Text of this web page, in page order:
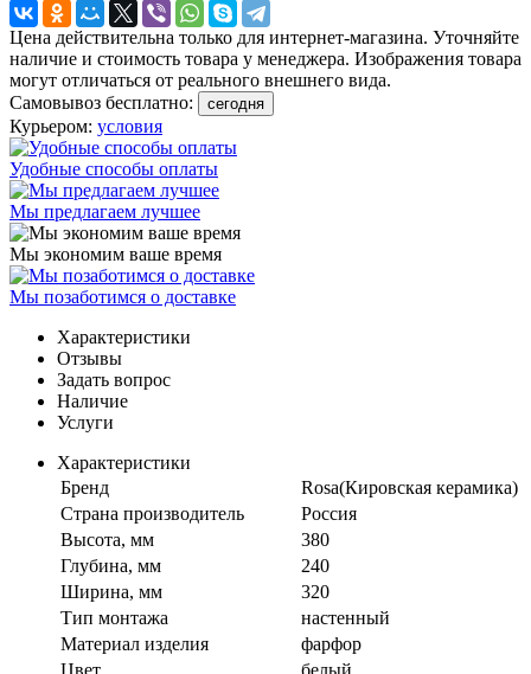
Цена действительна только для интернет-магазина. Уточняйте
наличие и стоимость товара у менеджера. Изображения товара
могут отличаться от реального внешнего вида.
Самовывоз бесплатно:
сегодня
Курьером: условия
Удобные способы оплаты
Мы предлагаем лучшее
Мы экономим ваше время
Мы позаботимся о доставке
Характеристики
Отзывы
Задать вопрос
Наличие
Услуги
Характеристики
Бренд
Rosa(Кировская керамика)
Страна производитель
Россия
Высота, мм
380
Глубина, мм
240
Ширина, мм
320
Тип монтажа
настенный
Материал изделия
фарфор
Цвет
белый